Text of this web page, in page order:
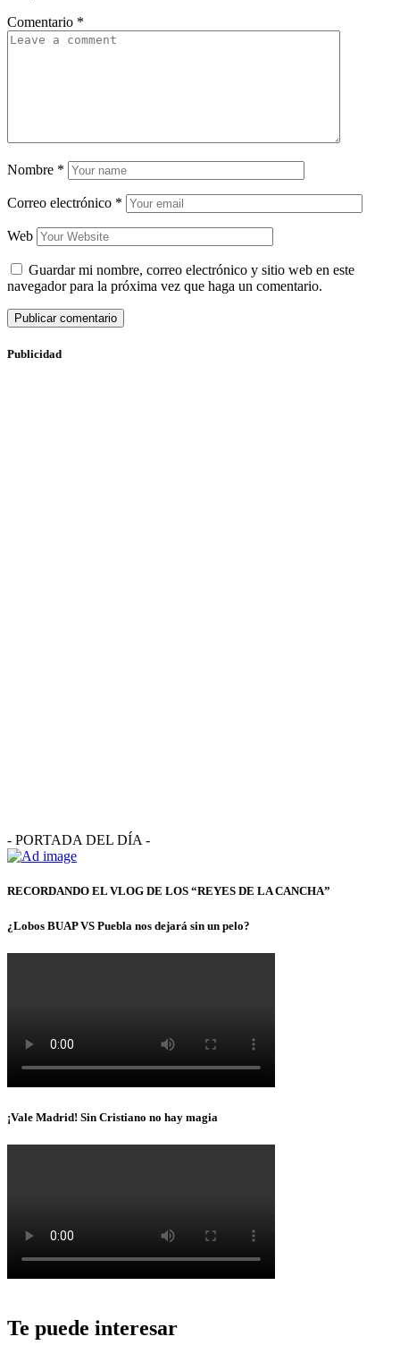
Comentario *
Nombre *
Correo electrónico *
Web
Guardar mi nombre, correo electrónico y sitio web en este
navegador para la próxima vez que haga un comentario.
Publicidad
- PORTADA DEL DÍA -
RECORDANDO EL VLOG DE LOS “REYES DE LA CANCHA”
¿Lobos BUAP VS Puebla nos dejará sin un pelo?
¡Vale Madrid! Sin Cristiano no hay magia
Te puede interesar